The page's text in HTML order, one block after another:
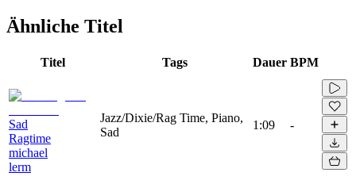
Ähnliche Titel
Titel Tags Dauer BPM
Sad
Ragtime
michael
lerm
Jazz/Dixie/Rag Time, Piano,
Sad
1:09 -